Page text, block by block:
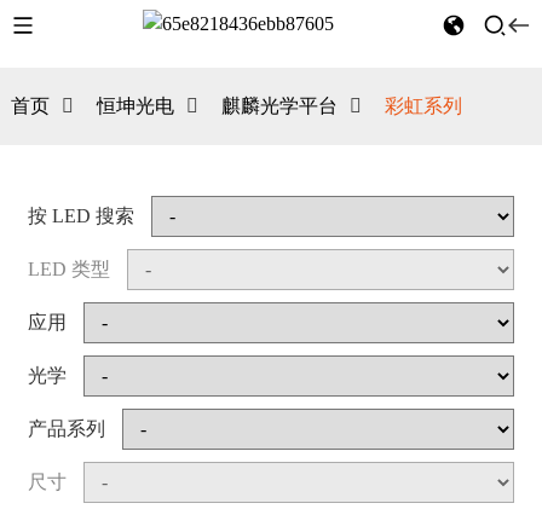
首页 恒坤光电 麒麟光学平台 彩虹系列
按 LED 搜索
LED 类型
应用
光学
产品系列
尺寸